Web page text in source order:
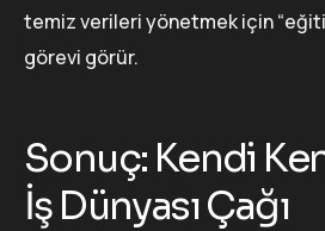
temiz verileri yönetmek için
görevi görür.
Sonuç: Kendi
İş Dünyası Çağı